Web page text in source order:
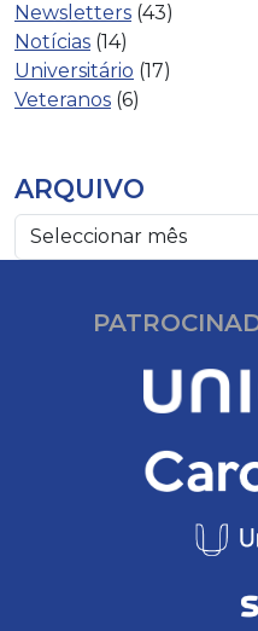
Newsletters (43)
Notícias (14)
Universitário (17)
Veteranos (6)
ARQUIVO